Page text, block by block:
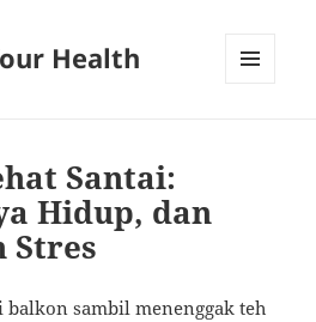
Health
Santai:
Hidup, dan
Stres
sambil menenggak teh